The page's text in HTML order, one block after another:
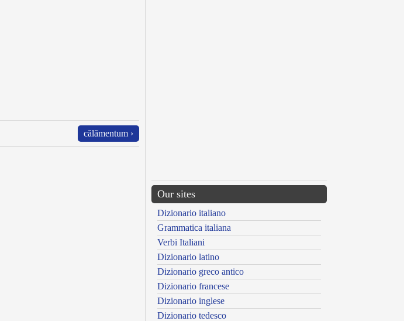
călămentum ›
Our sites
Dizionario italiano
Grammatica italiana
Verbi Italiani
Dizionario latino
Dizionario greco antico
Dizionario francese
Dizionario inglese
Dizionario tedesco